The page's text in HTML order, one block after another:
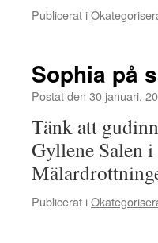
Publicerat i
Sophia på
Postat den 30 januari,
Tänk att
Gyllene Salen
Publicerat i